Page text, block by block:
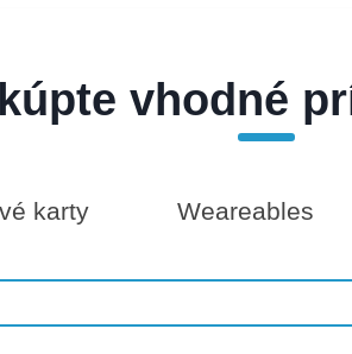
vhodné
karty Weareables